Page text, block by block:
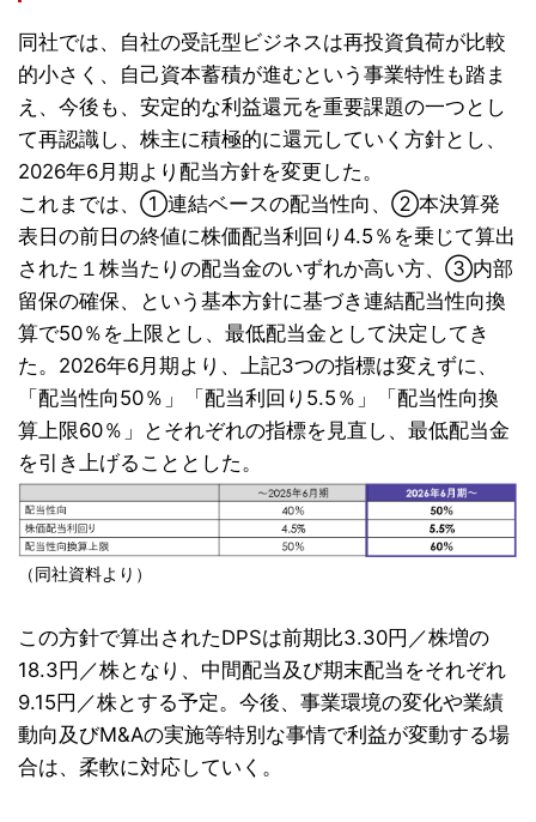
同社では、自社の受託型ビジネスは再投資負荷が比較
的小さく、自己資本蓄積が進むという事業特性も踏ま
え、今後も、安定的な利益還元を重要課題の一つとし
て再認識し、株主に積極的に還元していく方針とし、
2026年6月期より配当方針を変更した。
これまでは、①連結ベースの配当性向、②本決算発
表日の前日の終値に株価配当利回り4.5％を乗じて算出
された１株当たりの配当金のいずれか高い方、③内部
留保の確保、という基本方針に基づき連結配当性向換
算で50％を上限とし、最低配当金として決定してき
た。2026年6月期より、上記3つの指標は変えずに、
「配当性向50％」「配当利回り5.5％」「配当性向換
算上限60％」とそれぞれの指標を見直し、最低配当金
を引き上げることとした。
（同社資料より）
この方針で算出されたDPSは前期比3.30円／株増の
18.3円／株となり、中間配当及び期末配当をそれぞれ
9.15円／株とする予定。今後、事業環境の変化や業績
動向及びM&Aの実施等特別な事情で利益が変動する場
合は、柔軟に対応していく。